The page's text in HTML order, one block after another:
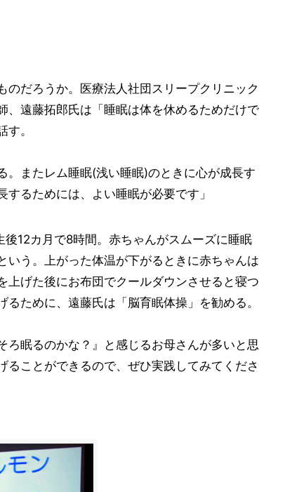
だろうか。医療法人社団スリープクリニック
、遠藤拓郎氏は「睡眠は体を休めるためだけで
。
。またレム睡眠(浅い睡眠)のときに心が成長す
るためには、よい睡眠が必要です」
12カ月で8時間。赤ちゃんがスムーズに睡眠
いう。上がった体温が下がるときに赤ちゃんは
げた後にお布団でクールダウンさせると寝つ
ために、遠藤氏は「脳育眠体操」を勧める。
ろ眠るのかな？』と感じるお母さんが多いと思
ことができるので、ぜひ実践してみてくださ